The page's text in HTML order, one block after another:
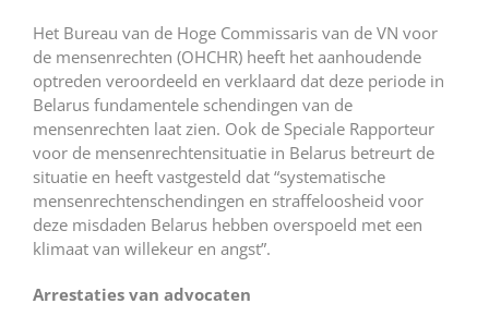
Het Bureau van de Hoge Commissaris van de VN voor
de mensenrechten (OHCHR) heeft het aanhoudende
optreden veroordeeld en verklaard dat deze periode in
Belarus fundamentele schendingen van de
mensenrechten laat zien. Ook de Speciale Rapporteur
voor de mensenrechtensituatie in Belarus betreurt de
situatie en heeft vastgesteld dat “systematische
mensenrechtenschendingen en straffeloosheid voor
deze misdaden Belarus hebben overspoeld met een
klimaat van willekeur en angst”.
Arrestaties van advocaten